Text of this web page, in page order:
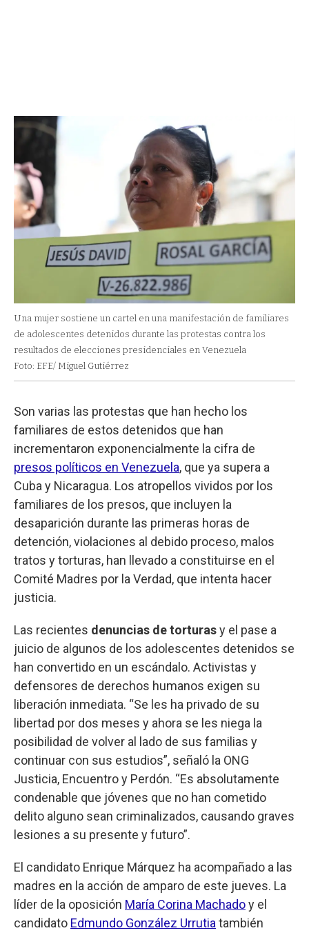
Una mujer sostiene un cartel en una manifestación de familiares
de adolescentes detenidos durante las protestas contra los
resultados de elecciones presidenciales en Venezuela
Foto: EFE/ Miguel Gutiérrez
Son varias las protestas que han hecho los
familiares de estos detenidos que han
incrementaron exponencialmente la cifra de
presos políticos en Venezuela, que ya supera a
Cuba y Nicaragua. Los atropellos vividos por los
familiares de los presos, que incluyen la
desaparición durante las primeras horas de
detención, violaciones al debido proceso, malos
tratos y torturas, han llevado a constituirse en el
Comité Madres por la Verdad, que intenta hacer
justicia.
Las recientes denuncias de torturasy el pase a
juicio de algunos de los adolescentes detenidos se
han convertido en un escándalo. Activistas y
defensores de derechos humanos exigen su
liberación inmediata. “Se les ha privado de su
libertad por dos meses y ahora se les niega la
posibilidad de volver al lado de sus familias y
continuar con sus estudios”, señaló la ONG
Justicia, Encuentro y Perdón. “Es absolutamente
condenable que jóvenes que no han cometido
delito alguno sean criminalizados, causando graves
lesiones a su presente y futuro”.
El candidato Enrique Márquez ha acompañado a las
madres en la acción de amparo de este jueves. La
líder de la oposición María Corina Machadoy el
candidato Edmundo González Urrutia también